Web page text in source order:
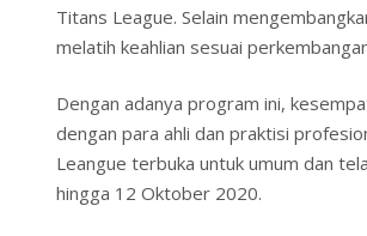
Titans League. Selain
melatih keahlian sesuai
Dengan adanya program ini,
dengan para ahli dan praktisi
Leangue terbuka untuk umum dan
hingga 12 Oktober 2020.